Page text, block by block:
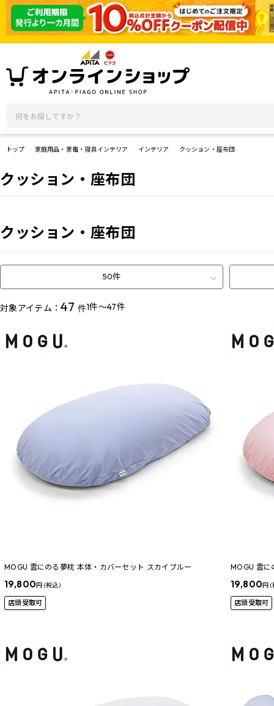
トップ 家庭用品・家電・寝具インテリア インテリア クッション・座布団
クッション・座布団
クッション・座布団
50件
対象アイテム：47 件1件～47件
MOGU 雲にのる夢枕 本体・カバーセット スカイブルー
19,800円 (税込)
店頭受取可
MOGU 雲に
19,800円 (
店頭受取可